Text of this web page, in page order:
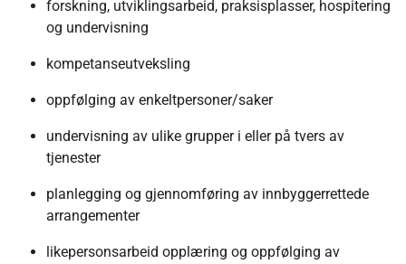
forskning, utviklingsarbeid, praksisplasser, hospitering
og undervisning
kompetanseutveksling
oppfølging av enkeltpersoner/saker
undervisning av ulike grupper i eller på tvers av
tjenester
planlegging og gjennomføring av innbyggerrettede
arrangementer
likepersonsarbeid opplæring og oppfølging av